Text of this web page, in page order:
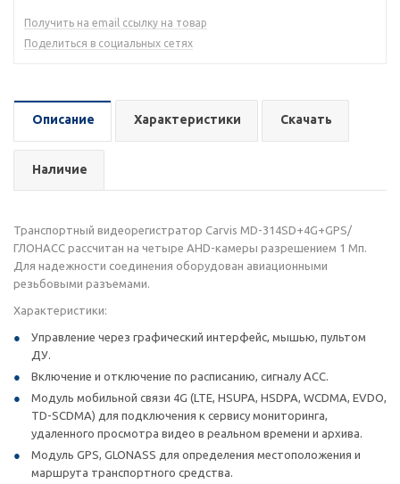
Получить на email ссылку на товар
Поделиться в социальных сетях
Описание Характеристики Скачать
Наличие
Транспортный видеорегистратор Carvis MD-314SD+4G+GPS/
ГЛОНАСС рассчитан на четыре AHD-камеры разрешением 1 Мп.
Для надежности соединения оборудован авиационными
резьбовыми разъемами.
Характеристики:
Управление через графический интерфейс, мышью, пультом
ДУ.
Включение и отключение по расписанию, сигналу ACC.
Модуль мобильной связи 4G (LTE, HSUPA, HSDPA, WCDMA, EVDO,
TD-SCDMA) для подключения к сервису мониторинга,
удаленного просмотра видео в реальном времени и архива.
Модуль GPS, GLONASS для определения местоположения и
маршрута транспортного средства.